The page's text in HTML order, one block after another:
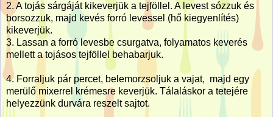
2. A tojás sárgáját kikeverjük a tejföllel. A levest sózzuk és
borsozzuk, majd kevés forró levessel (hő kiegyenlítés)
kikeverjük.
3. Lassan a forró levesbe csurgatva, folyamatos keverés
mellett a tojásos tejföllel behabarjuk.
4. Forraljuk pár percet, belemorzsoljuk a vajat, majd egy
merülő mixerrel krémesre keverjük. Tálaláskor a tetejére
helyezzünk durvára reszelt sajtot.